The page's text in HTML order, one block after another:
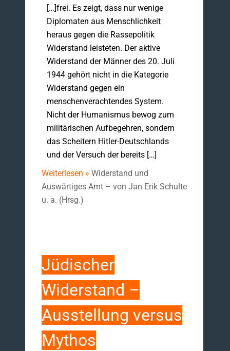
[…]frei. Es zeigt, dass nur wenige
Diplomaten aus Menschlichkeit
heraus gegen die Rassepolitik
Widerstand leisteten. Der aktive
Widerstand der Männer des 20. Juli
1944 gehört nicht in die Kategorie
Widerstand gegen ein
menschenverachtendes System.
Nicht der Humanismus bewog zum
militärischen Aufbegehren, sondern
das Scheitern Hitler-Deutschlands
und der Versuch der bereits […]
Weiterlesen » Widerstand und
Auswärtiges Amt – von Jan Erik Schulte
u. a. (Hrsg.)
Jüdischer
Widerstand –
Ausstellung versus
Mythos